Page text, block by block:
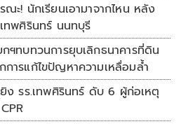
ณะ! นักเรียนเอามาจากไหน หลัง
ทพศิรินทร์ นนทบุรี
ฯทบทวนการยุบเลิกธนาคารที่ดิน
การแก้ไขปัญหาความเหลื่อมล้ำ
ง รร.เทพศิรินทร์ ดับ 6 ผู้ก่อเหตุ